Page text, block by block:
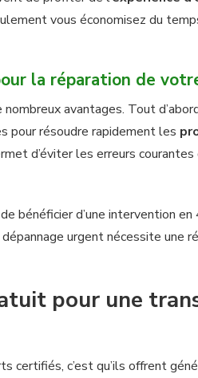
vous économisez du
la réparation de
nombreux avantages. Tout
pour résoudre rapidement les
d’éviter les erreurs
bénéficier d’une intervention
urgent nécessite une
pour une
certifiés, c’est qu’ils offrent